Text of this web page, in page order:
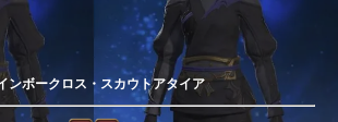
ンボークロス・スカウトアタイア